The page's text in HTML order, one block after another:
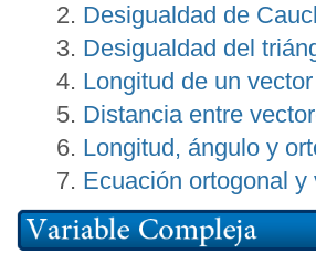
Desigualdad de
Desigualdad del
Longitud de un vector
Distancia entre
Longitud, ángulo y
Ecuación ortogonal